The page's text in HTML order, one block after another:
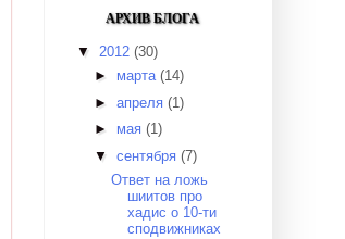
АРХИВ БЛОГА
▼ 2012 (30)
► марта (14)
► апреля (1)
► мая (1)
▼ сентября (7)
Ответ на ложь
шиитов про
хадис о 10-ти
сподвижниках